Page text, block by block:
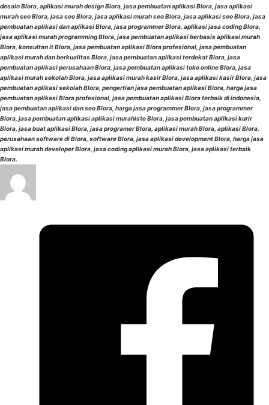
desain Blora, aplikasi murah design Blora, jasa pembuatan aplikasi Blora, jasa aplikasi
murah seo Blora, jasa seo Blora, jasa aplikasi murah seo Blora, jasa aplikasi seo Blora, jasa
pembuatan aplikasi dan aplikasi Blora, jasa programmer Blora, aplikasi jasa coding Blora,
jasa aplikasi murah programming Blora, jasa pembuatan aplikasi berbasis aplikasi murah
Blora, konsultan it Blora, jasa pembuatan aplikasi Blora profesional, jasa pembuatan
aplikasi murah dan berkualitas Blora, jasa pembuatan aplikasi terdekat Blora, jasa
pembuatan aplikasi perusahaan Blora, jasa pembuatan aplikasi toko online Blora, jasa
aplikasi murah sekolah Blora, jasa aplikasi murah kasir Blora, jasa aplikasi kasir Blora, jasa
pembuatan aplikasi sekolah Blora, pengertian jasa pembuatan aplikasi Blora, harga jasa
pembuatan aplikasi Blora profesional, jasa pembuatan aplikasi Blora terbaik di indonesia,
jasa pembuatan aplikasi dan seo Blora, harga jasa programmer Blora, jasa programmer
Blora, jasa pembuatan aplikasi aplikasi murahiste Blora, jasa pembuatan aplikasi kurir
Blora, jasa buat aplikasi Blora, jasa programer Blora, aplikasi murah Blora, aplikasi Blora,
perusahaan software di Blora, software Blora, jasa aplikasi development Blora, harga jasa
aplikasi murah developer Blora, jasa coding aplikasi murah Blora, jasa aplikasi terbaik
Blora.